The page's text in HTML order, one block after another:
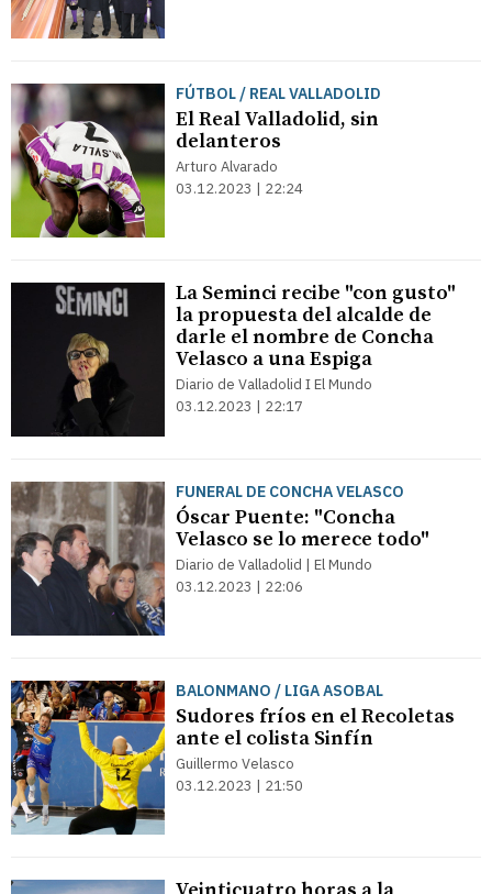
FÚTBOL / REAL VALLADOLID
El Real Valladolid, sin
delanteros
Arturo Alvarado
03.12.2023 | 22:24
La Seminci recibe "con gusto"
la propuesta del alcalde de
darle el nombre de Concha
Velasco a una Espiga
Diario de Valladolid I El Mundo
03.12.2023 | 22:17
FUNERAL DE CONCHA VELASCO
Óscar Puente: "Concha
Velasco se lo merece todo"
Diario de Valladolid | El Mundo
03.12.2023 | 22:06
BALONMANO / LIGA ASOBAL
Sudores fríos en el Recoletas
ante el colista Sinfín
Guillermo Velasco
03.12.2023 | 21:50